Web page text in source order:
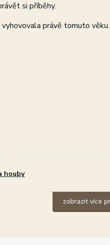
si příběhy.
právě tomuto
houby
zobrazit více